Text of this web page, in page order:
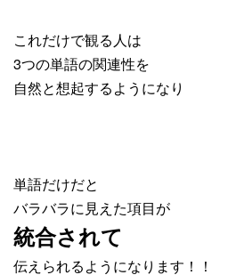
これだけで観る人は
3つの単語の関連性を
自然と想起するようになり
単語だけだと
バラバラに見えた項目が
統合されて
伝えられるようになります！！